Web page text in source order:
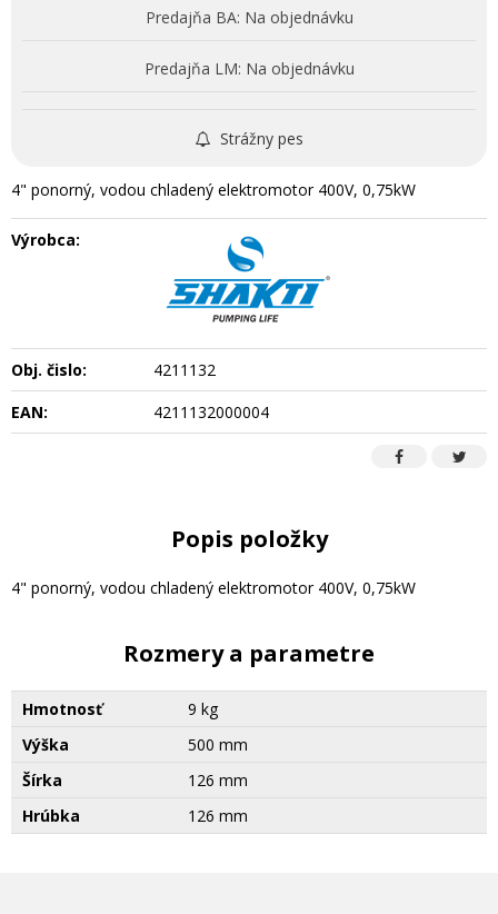
Predajňa BA: Na objednávku
Predajňa LM: Na objednávku
Strážny pes
4" ponorný, vodou chladený elektromotor 400V, 0,75kW
Výrobca:
Obj. čislo:
4211132
EAN:
4211132000004
Popis položky
4" ponorný, vodou chladený elektromotor 400V, 0,75kW
Rozmery a parametre
Hmotnosť
9 kg
Výška
500 mm
Šírka
126 mm
Hrúbka
126 mm